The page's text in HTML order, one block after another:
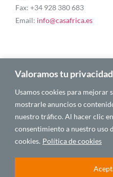
Valoramos tu privacidad
Usamos cookies para mejorar
mostrarle anuncios o
nuestro tráfico. Al hacer clic
consentimiento a nuestro uso
cookies. Política de cookies
Fax: +34 928 380 683
Email: info@casafrica.es
Blog
About Us
Personalities
English